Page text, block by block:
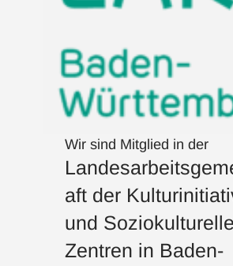
Wir sind Mitglied in der
aft der
und
Zentren in Baden-